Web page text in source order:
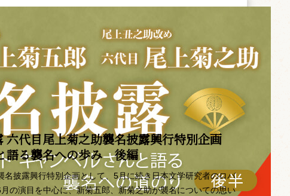
代目尾上菊之助襲名披露興行特別企画 ――
語る襲名への歩み 後編
名披露興行特別企画として、5月に続き日本文学研究者のロバ
の演目を中心に、新菊五郎、新菊之助が襲名についての思い